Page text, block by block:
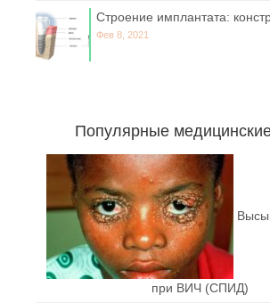
Строение имплантата:
Фев 8, 2021
Популярные
при ВИЧ (СПИД)